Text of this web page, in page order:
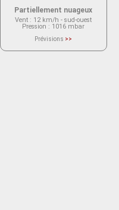
Partiellement nuageux
Vent : 12 km/h - sud-ouest
Pression : 1016 mbar
Prévisions >>
actuellement aucune prévision